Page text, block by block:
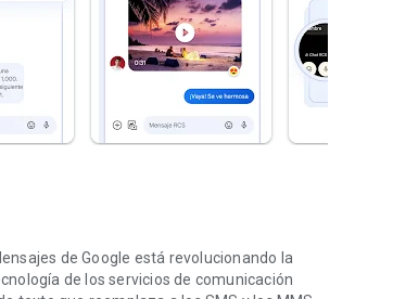
de Google está revolucionando la
de los servicios de comunicación